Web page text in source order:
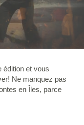
édition et vous
Ne manquez pas
en Îles, parce
imaginaires variés
elle sera